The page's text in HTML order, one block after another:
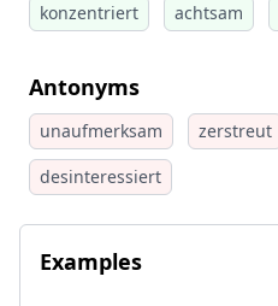
konzentriert achtsam
Antonyms
unaufmerksam zerstreut
desinteressiert
Examples